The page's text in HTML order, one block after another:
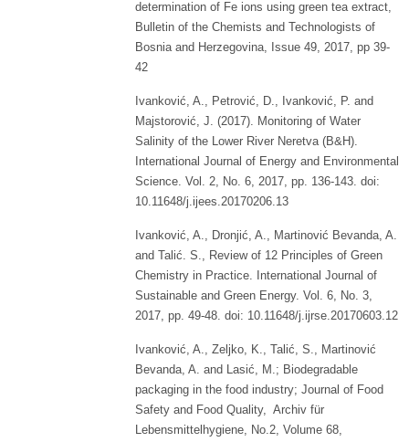
determination of Fe ions using green tea extract,
Bulletin of the Chemists and Technologists of
Bosnia and Herzegovina, Issue 49, 2017, pp 39-
42
Ivanković, A., Petrović, D., Ivanković, P. and
Majstorović, J. (2017). Monitoring of Water
Salinity of the Lower River Neretva (B&H).
International Journal of Energy and Environmental
Science. Vol. 2, No. 6, 2017, pp. 136-143. doi:
10.11648/j.ijees.20170206.13
Ivanković, A., Dronjić, A., Martinović Bevanda, A.
and Talić. S., Review of 12 Principles of Green
Chemistry in Practice. International Journal of
Sustainable and Green Energy. Vol. 6, No. 3,
2017, pp. 49-48. doi: 10.11648/j.ijrse.20170603.12
Ivanković, A., Zeljko, K., Talić, S., Martinović
Bevanda, A. and Lasić, M.; Biodegradable
packaging in the food industry; Journal of Food
Safety and Food Quality, Archiv für
Lebensmittelhygiene, No.2, Volume 68,